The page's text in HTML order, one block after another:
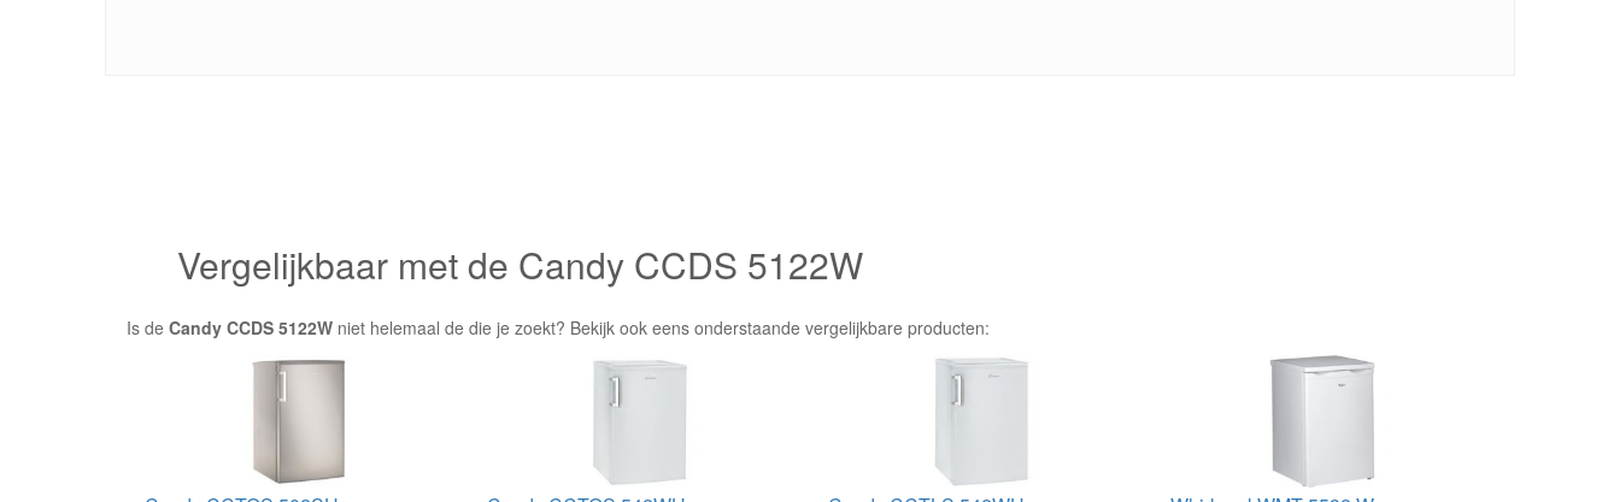
Vergelijkbaar met de Candy CCDS 5122W
Is de Candy CCDS 5122W niet helemaal de die je zoekt? Bekijk ook eens onderstaande vergelijkbare producten: